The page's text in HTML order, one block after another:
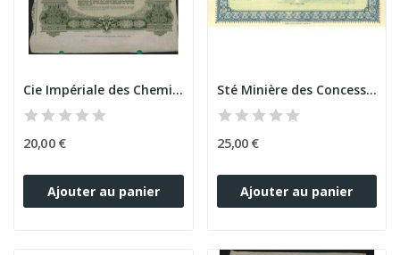
Cie Impériale des Chemins de Fer Ethiopiens -...
20,00 €
Ajouter au panier
Sté Minière des Concessions Prasso en Abyssinie
25,00 €
Ajouter au panier